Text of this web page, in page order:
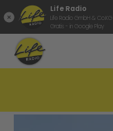
Life Radio
Life Radio GmbH & Co.KG
Gratis - in Google Play